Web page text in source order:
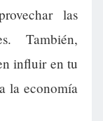
las
También,
influir en tu
la economía